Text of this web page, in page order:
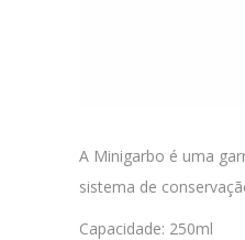
A Minigarbo é uma
sistema de
Capacidade: 250ml